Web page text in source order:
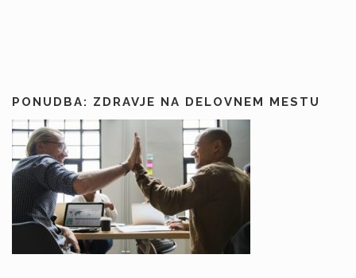
PONUDBA: ZDRAVJE NA DELOVNEM MESTU